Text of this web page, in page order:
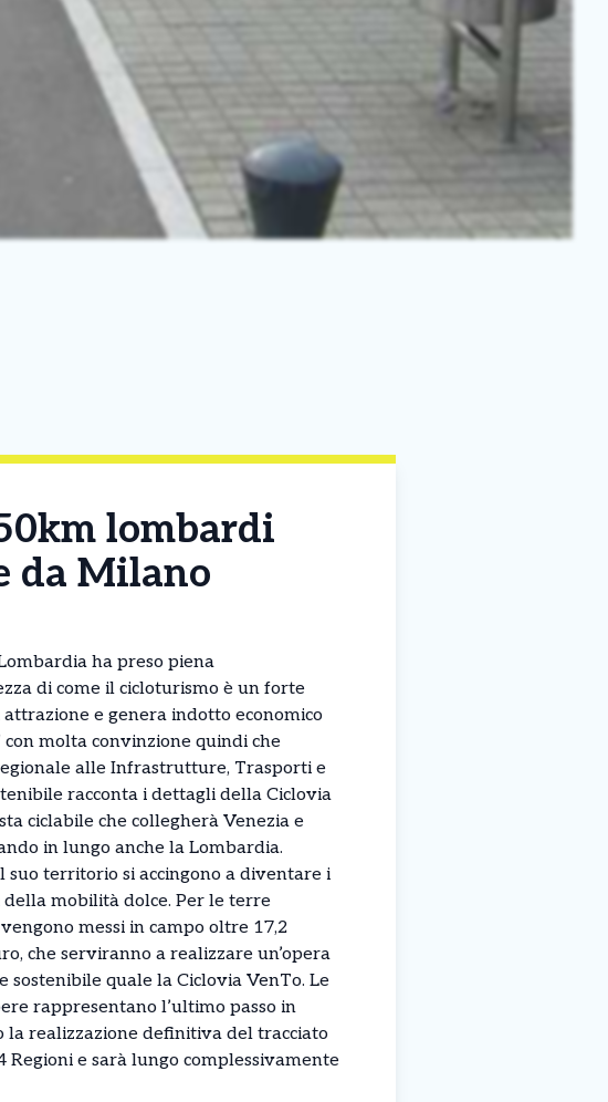
lombardi
da Milano
ha preso piena
di come il cicloturismo è un forte
e genera indotto economico
con molta convinzione quindi che
alle Infrastrutture, Trasporti e
racconta i dettagli della Ciclovia
ciclabile che collegherà Venezia e
in lungo anche la Lombardia.
suo territorio si accingono a diventare i
mobilità dolce. Per le terre
messi in campo oltre 17,2
che serviranno a realizzare un’opera
sostenibile quale la Ciclovia VenTo. Le
rappresentano l’ultimo passo in
la realizzazione definitiva del tracciato
e sarà lungo complessivamente